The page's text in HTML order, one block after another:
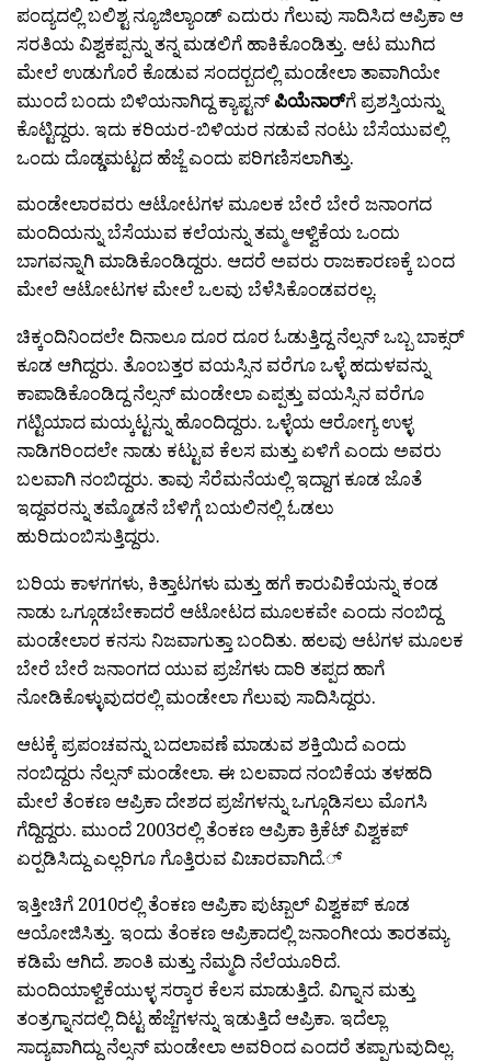
ಪಂದ್ಯದಲ್ಲಿ ಬಲಿಶ್ಟ ನ್ಯೂಜಿಲ್ಯಾಂಡ್ ಎದುರು ಗೆಲುವು ಸಾದಿಸಿದ ಆಪ್ರಿಕಾ ಆ
ಸರತಿಯ ವಿಶ್ವಕಪ್ಪನ್ನು ತನ್ನ ಮಡಲಿಗೆ ಹಾಕಿಕೊಂಡಿತ್ತು. ಆಟ ಮುಗಿದ
ಮೇಲೆ ಉಡುಗೊರೆ ಕೊಡುವ ಸಂದರ‍್ಬದಲ್ಲಿ ಮಂಡೇಲಾ ತಾವಾಗಿಯೇ
ಮುಂದೆ ಬಂದು ಬಿಳಿಯನಾಗಿದ್ದ ಕ್ಯಾಪ್ಟನ್ಪಿಯೆನಾರ್‍‌ಗೆ ಪ್ರಶಸ್ತಿಯನ್ನು
ಕೊಟ್ಟಿದ್ದರು. ಇದು ಕರಿಯರ-ಬಿಳಿಯರ ನಡುವೆ ನಂಟು ಬೆಸೆಯುವಲ್ಲಿ
ಒಂದು ದೊಡ್ಡಮಟ್ಟದ ಹೆಜ್ಜೆ ಎಂದು ಪರಿಗಣಿಸಲಾಗಿತ್ತು.
ಮಂಡೇಲಾರವರು ಆಟೋಟಗಳ ಮೂಲಕ ಬೇರೆ ಬೇರೆ ಜನಾಂಗದ
ಮಂದಿಯನ್ನು ಬೆಸೆಯುವ ಕಲೆಯನ್ನು ತಮ್ಮ ಆಳ್ವಿಕೆಯ ಒಂದು
ಬಾಗವನ್ನಾಗಿ ಮಾಡಿಕೊಂಡಿದ್ದರು. ಆದರೆ ಅವರು ರಾಜಕಾರಣಕ್ಕೆ ಬಂದ
ಮೇಲೆ ಆಟೋಟಗಳ ಮೇಲೆ ಒಲವು ಬೆಳೆಸಿಕೊಂಡವರಲ್ಲ.
ಚಿಕ್ಕಂದಿನಿಂದಲೇ ದಿನಾಲೂ ದೂರ ದೂರ ಓಡುತ್ತಿದ್ದ ನೆಲ್ಸನ್ ಒಬ್ಬ ಬಾಕ್ಸರ್‍
ಕೂಡ ಆಗಿದ್ದರು. ತೊಂಬತ್ತರ ವಯಸ್ಸಿನ ವರೆಗೂ ಒಳ್ಳೆ ಹದುಳವನ್ನು
ಕಾಪಾಡಿಕೊಂಡಿದ್ದ ನೆಲ್ಸನ್ ಮಂಡೇಲಾ ಎಪ್ಪತ್ತು ವಯಸ್ಸಿನ ವರೆಗೂ
ಗಟ್ಟಿಯಾದ ಮಯ್ಕಟ್ಟನ್ನು ಹೊಂದಿದ್ದರು. ಒಳ್ಳೆಯ ಆರೋಗ್ಯ ಉಳ್ಳ
ನಾಡಿಗರಿಂದಲೇ ನಾಡು ಕಟ್ಟುವ ಕೆಲಸ ಮತ್ತು ಏಳಿಗೆ ಎಂದು ಅವರು
ಬಲವಾಗಿ ನಂಬಿದ್ದರು. ತಾವು ಸೆರೆಮನೆಯಲ್ಲಿ ಇದ್ದಾಗ ಕೂಡ ಜೊತೆ
ಇದ್ದವರನ್ನು ತಮ್ಮೊಡನೆ ಬೆಳಿಗ್ಗೆ ಬಯಲಿನಲ್ಲಿ ಓಡಲು
ಹುರಿದುಂಬಿಸುತ್ತಿದ್ದರು.
ಬರಿಯ ಕಾಳಗಗಳು, ಕಿತ್ತಾಟಗಳು ಮತ್ತು ಹಗೆ ಕಾರುವಿಕೆಯನ್ನು ಕಂಡ
ನಾಡು ಒಗ್ಗೂಡಬೇಕಾದರೆ ಆಟೋಟದ ಮೂಲಕವೇ ಎಂದು ನಂಬಿದ್ದ
ಮಂಡೇಲಾರ ಕನಸು ನಿಜವಾಗುತ್ತಾ ಬಂದಿತು. ಹಲವು ಆಟಗಳ ಮೂಲಕ
ಬೇರೆ ಬೇರೆ ಜನಾಂಗದ ಯುವ ಪ್ರಜೆಗಳು ದಾರಿ ತಪ್ಪದ ಹಾಗೆ
ನೋಡಿಕೊಳ್ಳುವುದರಲ್ಲಿ ಮಂಡೇಲಾ ಗೆಲುವು ಸಾದಿಸಿದ್ದರು.
ಆಟಕ್ಕೆ ಪ್ರಪಂಚವನ್ನು ಬದಲಾವಣೆ ಮಾಡುವ ಶಕ್ತಿಯಿದೆ ಎಂದು
ನಂಬಿದ್ದರು ನೆಲ್ಸನ್ ಮಂಡೇಲಾ. ಈ ಬಲವಾದ ನಂಬಿಕೆಯ ತಳಹದಿ
ಮೇಲೆ ತೆಂಕಣ ಆಪ್ರಿಕಾ ದೇಶದ ಪ್ರಜೆಗಳನ್ನು ಒಗ್ಗೂಡಿಸಲು ಮೊಗಸಿ
ಗೆದ್ದಿದ್ದರು. ಮುಂದೆ 2003ರಲ್ಲಿ ತೆಂಕಣ ಆಪ್ರಿಕಾ ಕ್ರಿಕೆಟ್ ವಿಶ್ವಕಪ್
ಏರ‍್ಪಡಿಸಿದ್ದು ಎಲ್ಲರಿಗೂ ಗೊತ್ತಿರುವ ವಿಚಾರವಾಗಿದೆ.್
ಇತ್ತೀಚಿಗೆ 2010ರಲ್ಲಿ ತೆಂಕಣ ಆಪ್ರಿಕಾ ಪುಟ್ಬಾಲ್ ವಿಶ್ವಕಪ್ ಕೂಡ
ಆಯೋಜಿಸಿತ್ತು. ಇಂದು ತೆಂಕಣ ಆಪ್ರಿಕಾದಲ್ಲಿ ಜನಾಂಗೀಯ ತಾರತಮ್ಯ
ಕಡಿಮೆ ಆಗಿದೆ. ಶಾಂತಿ ಮತ್ತು ನೆಮ್ಮದಿ ನೆಲೆಯೂರಿದೆ.
ಮಂದಿಯಾಳ್ವಿಕೆಯುಳ್ಳ ಸರ‍್ಕಾರ ಕೆಲಸ ಮಾಡುತ್ತಿದೆ. ವಿಗ್ನಾನ ಮತ್ತು
ತಂತ್ರಗ್ನಾನದಲ್ಲಿ ದಿಟ್ಟ ಹೆಜ್ಜೆಗಳನ್ನು ಇಡುತ್ತಿದೆ ಆಪ್ರಿಕಾ. ಇದೆಲ್ಲಾ
ಸಾದ್ಯವಾಗಿದ್ದು ನೆಲ್ಸನ್ ಮಂಡೇಲಾ ಅವರಿಂದ ಎಂದರೆ ತಪ್ಪಾಗುವುದಿಲ್ಲ.